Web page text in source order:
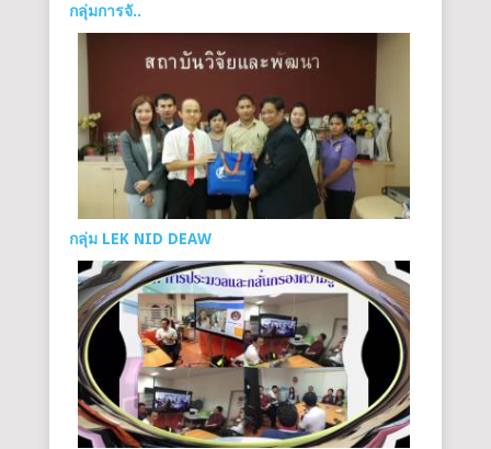
กลุ่มการจั..
กลุ่ม LEK NID DEAW